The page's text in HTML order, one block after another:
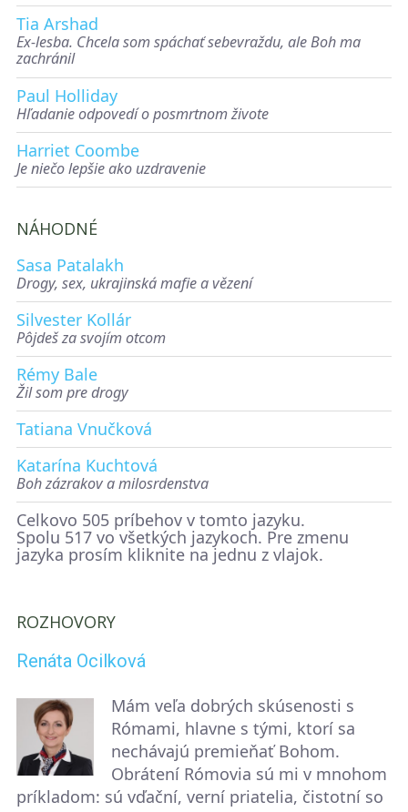
Tia Arshad
Ex-lesba. Chcela som spáchať sebevraždu, ale Boh ma
zachránil
Paul Holliday
Hľadanie odpovedí o posmrtnom živote
Harriet Coombe
Je niečo lepšie ako uzdravenie
NÁHODNÉ
Sasa Patalakh
Drogy, sex, ukrajinská mafie a vězení
Silvester Kollár
Pôjdeš za svojím otcom
Rémy Bale
Žil som pre drogy
Tatiana Vnučková
Katarína Kuchtová
Boh zázrakov a milosrdenstva
Celkovo 505 príbehov v tomto jazyku.
Spolu 517 vo všetkých jazykoch. Pre zmenu
jazyka prosím kliknite na jednu z vlajok.
ROZHOVORY
Renáta Ocilková
Mám veľa dobrých skúsenosti s
Rómami, hlavne s tými, ktorí sa
nechávajú premieňať Bohom.
Obrátení Rómovia sú mi v mnohom
príkladom: sú vďační, verní priatelia, čistotní so